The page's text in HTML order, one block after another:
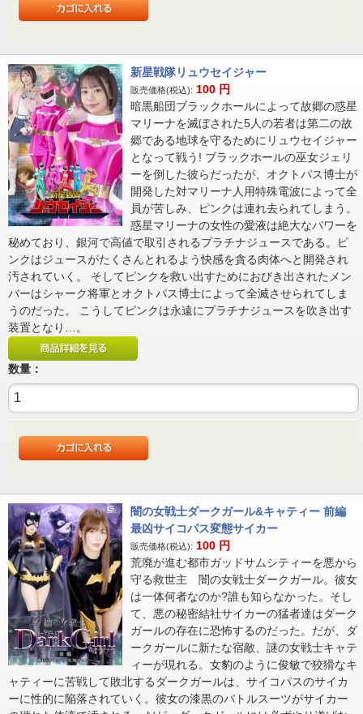
新星戦隊リュウセイジャー
販売価格(税込): 100 円
暗黒船団ブラックホールによって故郷の惑星
マリーナを滅ぼされた5人の若者は第二の故
郷である地球を守るためにリュウセイジャー
となって戦う! ブラックホールの巫女ジェリ
ーを倒した彼らだったが、オクトパス博士が
開発した対マリーナ人用特殊電波によって全
員が苦しみ、ピンクは連れ去られてしまう。
惑星マリーナの女性の愛液は絶大なパワーを
秘めており、銀河で高値で取引されるプラチナジュースである。ピ
ンクはジュースがたくさんとれるよう快感を貪る肉体へと開発され
汚されていく。 そしてピンクを救い出すためにおびき出されたメン
バーはシャーク将軍とオクトパス博士によって全滅させられてしま
うのだった。 こうしてピンクは永遠にプラチナジュースを吹き出す
装置となり…。
数量：
闇の女戦士ダークガール&キャティー 前編
最凶サイコパス変態サイカー
販売価格(税込): 100 円
荒廃が進む都市ガッドサムシティーを悪から
守る救世主 闇の女戦士ダークガール。彼女
は一体何者なのか?誰も知らなかった。そし
て、悪の秘密結社サイカーの猛者達はダーク
ガールの存在に恐怖するのだった。だが、ダ
ークガールに新たな宿敵、謎の女戦士キャテ
ィーが現れる。女豹のように俊敏で狡猾なキ
ャティーに苦戦して敗北するダークガールは、サイコパスのサイカ
ーに性的に陥落されていく。彼女の漆黒のバトルスーツがサイカー